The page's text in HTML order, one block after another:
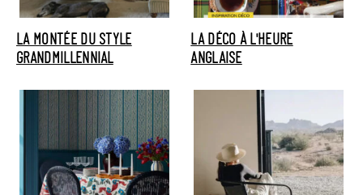
LA MONTÉE DU STYLE
GRANDMILLENNIAL
LA DÉCO À L'HEURE
ANGLAISE